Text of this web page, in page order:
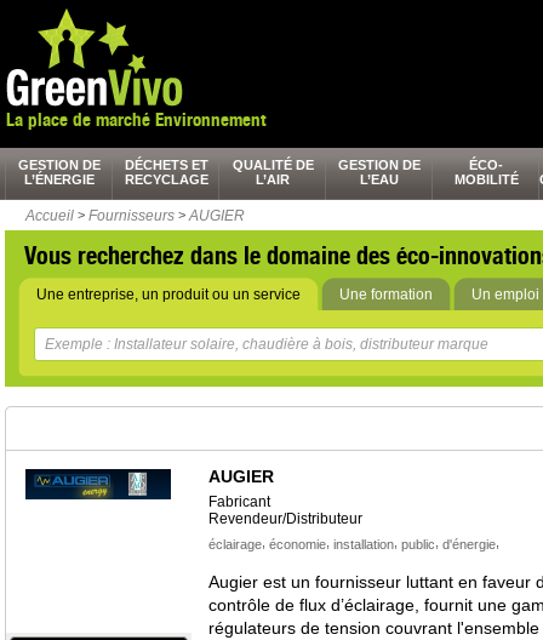
La place de marché Environnement
GESTION DE
L’ÉNERGIE
DÉCHETS ET
RECYCLAGE
QUALITÉ DE
L’AIR
GESTION DE
L’EAU
ÉCO-
MOBILITÉ
Accueil > Fournisseurs > AUGIER
Vous recherchez dans le domaine des éco-
Une entreprise, un produit ou un service Une formation Un emploi
AUGIER
Fabricant
Revendeur/Distributeur
éclairage, économie, installation, public d'énergie,
Augier est un fournisseur luttant en faveur
contrôle de flux d’éclairage, fournit une
régulateurs de tension couvrant